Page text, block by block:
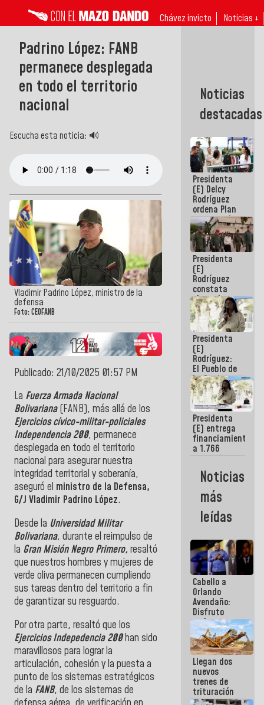
Chávez invicto Noticias ↓
Padrino López: FANB
permanece desplegada
en todo el territorio
nacional
Escucha esta noticia: 🔊
Vladimir Padrino López, ministro de la
defensa
Foto: CEOFANB
Publicado: 21/10/2025 01:57 PM
La Fuerza Armada Nacional
Bolivariana(FANB), más allá de los
Ejercicios cívico-militar-policiales
Independencia 200, permanece
desplegada en todo el territorio
nacional para asegurar nuestra
integridad territorial y soberanía,
aseguró el ministro de la Defensa,
G/J Vladimir Padrino López.
Desde la Universidad Militar
Bolivariana, durante el reimpulso de
la Gran Misión Negro Primero, resaltó
que nuestros hombres y mujeres de
verde oliva permanecen cumpliendo
sus tareas dentro del territorio a fin
de garantizar su resguardo.
Por otra parte, resaltó que los
Ejercicios Indepedencia 200han sido
maravillosos para lograr la
articulación, cohesión y la puesta a
punto de los sistemas estratégicos
de la FANB, de los sistemas de
Noticias
destacadas
Presidenta
(E) Delcy
Rodríguez
ordena Plan
maestro de
desarrollo
logístico y
turístico
para La
Guaira
Presidenta
(E)
Rodríguez
constata
obras de
rehabilitación
de Escuela
Militar de
Mamo en La
Guaira
Presidenta
(E)
Rodríguez:
El Pueblo de
La Guaira
siempre
estará
acompañada
por el
Gobierno
Nacional
Presidenta
(E) entrega
financiamientos
a 1.766
comerciantes
emprendedores
afectados
por
terremotos
Noticias
más
leídas
Cabello a
Orlando
Avendaño:
Disfruto
cada vez
que escribes
porque lo
que haces
es
embarrarla
Llegan dos
nuevos
trenes de
trituración
para